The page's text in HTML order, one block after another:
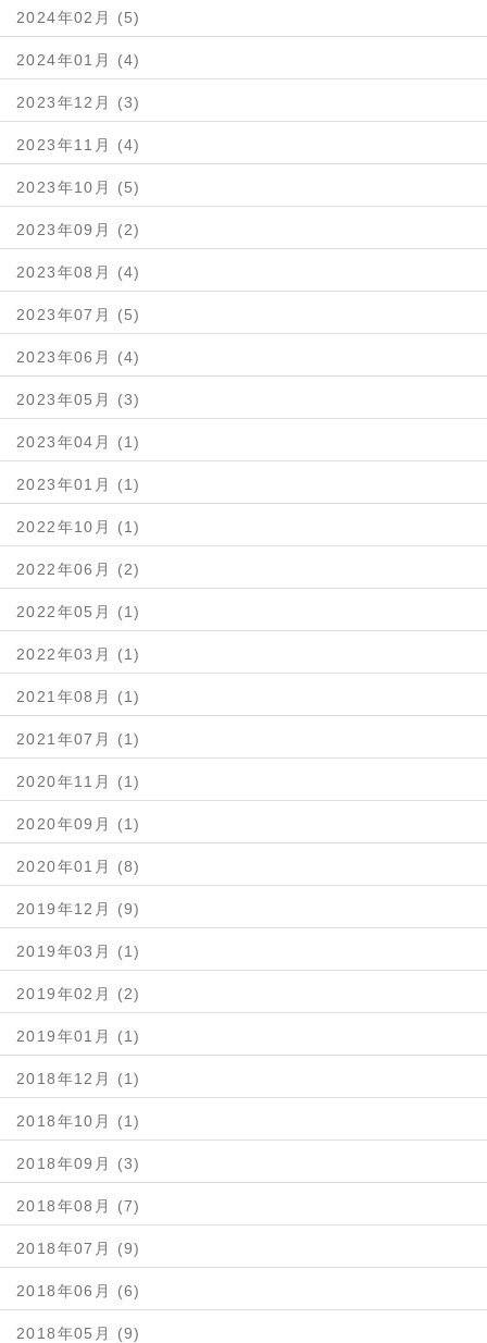
2024年02月 (5)
2024年01月 (4)
2023年12月 (3)
2023年11月 (4)
2023年10月 (5)
2023年09月 (2)
2023年08月 (4)
2023年07月 (5)
2023年06月 (4)
2023年05月 (3)
2023年04月 (1)
2023年01月 (1)
2022年10月 (1)
2022年06月 (2)
2022年05月 (1)
2022年03月 (1)
2021年08月 (1)
2021年07月 (1)
2020年11月 (1)
2020年09月 (1)
2020年01月 (8)
2019年12月 (9)
2019年03月 (1)
2019年02月 (2)
2019年01月 (1)
2018年12月 (1)
2018年10月 (1)
2018年09月 (3)
2018年08月 (7)
2018年07月 (9)
2018年06月 (6)
2018年05月 (9)